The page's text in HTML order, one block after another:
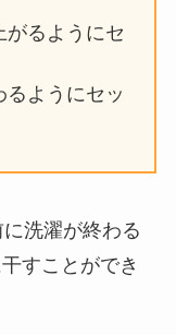
がるようにセ
るようにセッ
洗濯が終わる
すことができ